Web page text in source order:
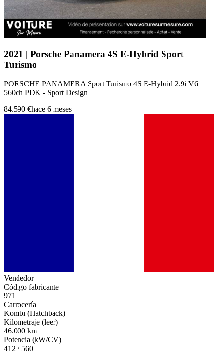
2021 | Porsche Panamera 4S E-Hybrid Sport
Turismo
PORSCHE PANAMERA Sport Turismo 4S E-Hybrid 2.9i V6
560ch PDK - Sport Design
84.590 €hace 6 meses
Vendedor
Código fabricante
971
Carrocería
Kombi (Hatchback)
Kilometraje (leer)
46.000 km
Potencia (kW/CV)
412 / 560